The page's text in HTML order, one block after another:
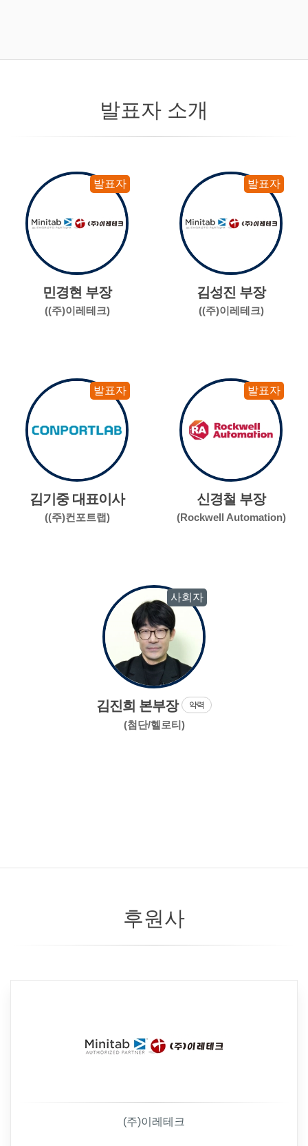
발표자 소개
발표자
민경현 부장
((주)이레테크)
발표자
김성진 부장
((주)이레테크)
발표자
김기중 대표이사
((주)컨포트랩)
발표자
신경철 부장
(Rockwell Automation)
사회자
김진희 본부장 약력
(첨단/헬로티)
후원사
(주)이레테크